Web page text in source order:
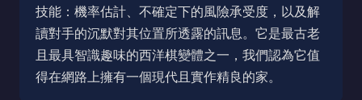
技能：機率估計、不確定下的風險承受度，以及解
讀對手的沉默對其位置所透露的訊息。它是最古老
且最具智識趣味的西洋棋變體之一，我們認為它值
得在網路上擁有一個現代且實作精良的家。